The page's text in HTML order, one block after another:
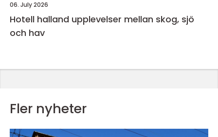
06. July 2026
Hotell halland upplevelser mellan skog, sjö
och hav
Fler nyheter